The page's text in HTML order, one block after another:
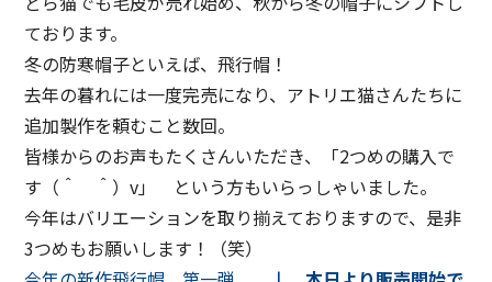
ております。
冬の防寒帽子といえば、飛行帽！
去年の暮れには一度完売になり、アトリエ猫さんたちに
追加製作を頼むこと数回。
皆様からのお声もたくさんいただき、「2つめの購入で
す（＾ ＾）v」 という方もいらっしゃいました。
今年はバリエーションを取り揃えておりますので、是非
3つめもお願いします！（笑）